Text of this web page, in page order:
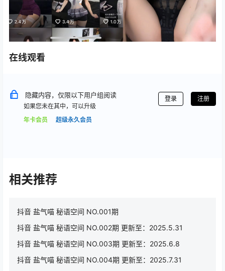
在线观看
隐藏内容，仅限以下用户组阅读
如果您未在其中，可以升级
年卡会员
超级永久会员
登录 注册
相关推荐
抖音 盐气喵 秘语空间 NO.001期
抖音 盐气喵 秘语空间 NO.002期 更新至：2025.5.31
抖音 盐气喵 秘语空间 NO.003期 更新至：2025.6.8
抖音 盐气喵 秘语空间 NO.004期 更新至：2025.7.31